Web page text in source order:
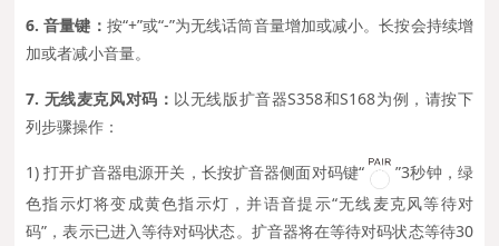
6. 音量键： 按“+”或“-”为无线话筒音量增加或减小。长按会持续增
加或者减小音量。
7. 无线麦克风对码： 以无线版扩音器S358和S168为例，请按下
列步骤操作：
1) 打开扩音器电源开关，长按扩音器侧面对码键“
”3秒钟，绿
色指示灯将变成黄色指示灯，并语音提示“无线麦克风等待对
码”，表示已进入等待对码状态。扩音器将在等待对码状态等待30